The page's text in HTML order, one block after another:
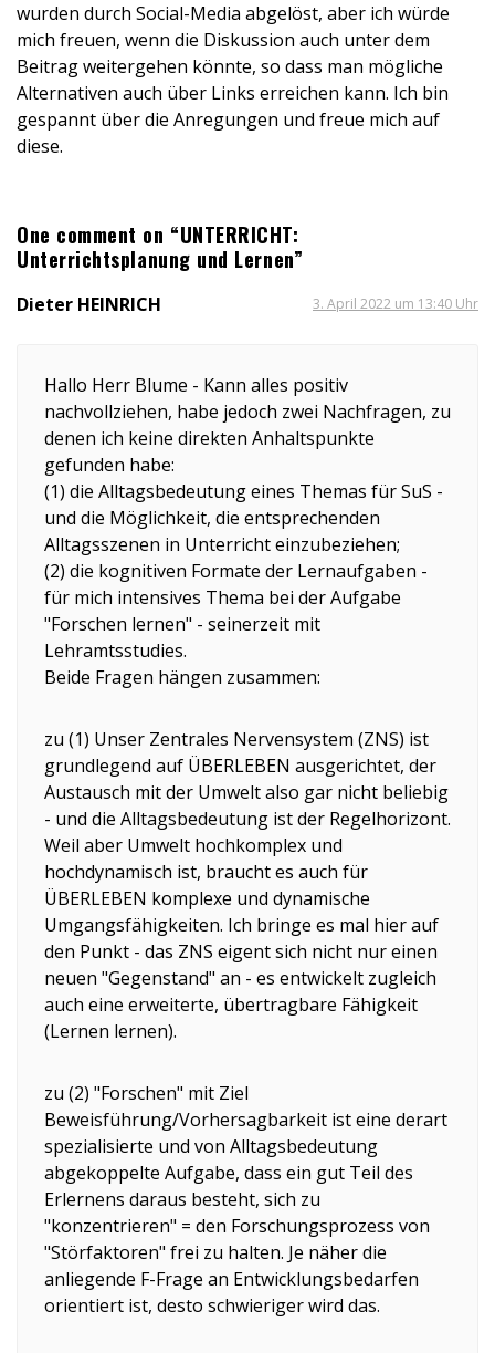
wurden durch Social-Media abgelöst, aber ich würde
mich freuen, wenn die Diskussion auch unter dem
Beitrag weitergehen könnte, so dass man mögliche
Alternativen auch über Links erreichen kann. Ich bin
gespannt über die Anregungen und freue mich auf
diese.
One comment on “UNTERRICHT:
Unterrichtsplanung und Lernen”
Dieter HEINRICH 3. April 2022 um 13:40 Uhr
Hallo Herr Blume - Kann alles positiv
nachvollziehen, habe jedoch zwei Nachfragen, zu
denen ich keine direkten Anhaltspunkte
gefunden habe:
(1) die Alltagsbedeutung eines Themas für SuS -
und die Möglichkeit, die entsprechenden
Alltagsszenen in Unterricht einzubeziehen;
(2) die kognitiven Formate der Lernaufgaben -
für mich intensives Thema bei der Aufgabe
"Forschen lernen" - seinerzeit mit
Lehramtsstudies.
Beide Fragen hängen zusammen:
zu (1) Unser Zentrales Nervensystem (ZNS) ist
grundlegend auf ÜBERLEBEN ausgerichtet, der
Austausch mit der Umwelt also gar nicht beliebig
- und die Alltagsbedeutung ist der Regelhorizont.
Weil aber Umwelt hochkomplex und
hochdynamisch ist, braucht es auch für
ÜBERLEBEN komplexe und dynamische
Umgangsfähigkeiten. Ich bringe es mal hier auf
den Punkt - das ZNS eigent sich nicht nur einen
neuen "Gegenstand" an - es entwickelt zugleich
auch eine erweiterte, übertragbare Fähigkeit
(Lernen lernen).
zu (2) "Forschen" mit Ziel
Beweisführung/Vorhersagbarkeit ist eine derart
spezialisierte und von Alltagsbedeutung
abgekoppelte Aufgabe, dass ein gut Teil des
Erlernens daraus besteht, sich zu
"konzentrieren" = den Forschungsprozess von
"Störfaktoren" frei zu halten. Je näher die
anliegende F-Frage an Entwicklungsbedarfen
orientiert ist, desto schwieriger wird das.